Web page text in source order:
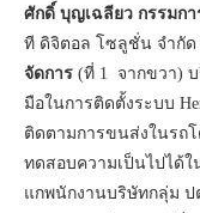
ศักดิ์ บุญเฉลียว กรรมก
ที ดิจิตอล โซลูชั่น จำกัด
จัดการ (ที่ 1 จากขวา)
มือในการติดตั้งระบบ
ติดตามการขนส่งในรถ
ทดสอบความเป็นไปได้ใ
แกพนักงานบริษัทกลุ่ม